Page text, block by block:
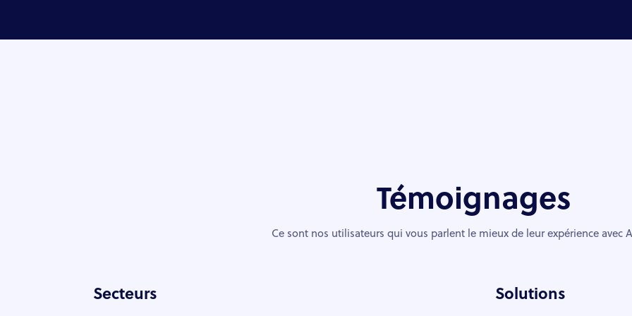
Témoignages
Ce sont nos utilisateurs qui vous parlent le mieux de leur expérience avec
Secteurs Solutions